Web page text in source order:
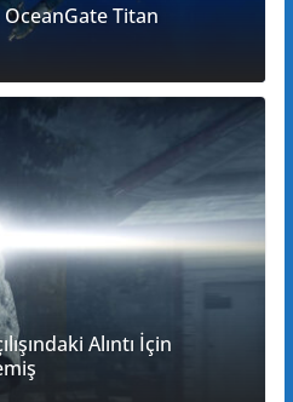
Titan
Alıntı İçin